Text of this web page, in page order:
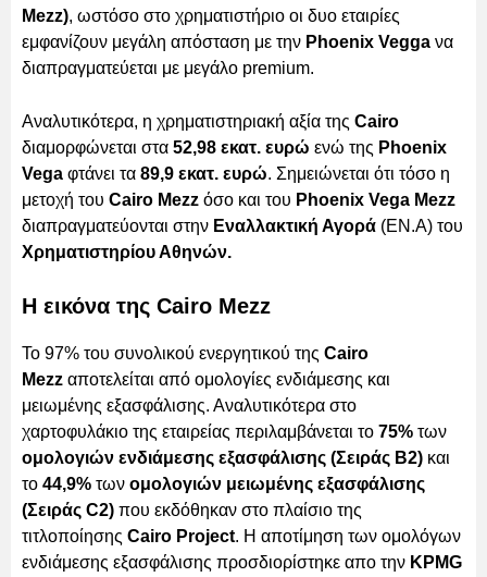
Mezz), ωστόσο στο χρηματιστήριο οι δυο εταιρίες
εμφανίζουν μεγάλη απόσταση με την Phoenix Vegga να
διαπραγματεύεται με μεγάλο premium.
Αναλυτικότερα, η χρηματιστηριακή αξία της Cairo
διαμορφώνεται στα 52,98 εκατ. ευρώ ενώ της Phoenix
Vega φτάνει τα 89,9 εκατ. ευρώ. Σημειώνεται ότι τόσο η
μετοχή του Cairo Mezz όσο και του Phoenix Vega Mezz
διαπραγματεύονται στην Εναλλακτική Αγορά (ΕΝ.Α) του
Χρηματιστηρίου Αθηνών.
Η εικόνα της Cairo Mezz
Το 97% του συνολικού ενεργητικού της Cairo
Mezz αποτελείται από ομολογίες ενδιάμεσης και
μειωμένης εξασφάλισης. Αναλυτικότερα στο
χαρτοφυλάκιο της εταιρείας περιλαμβάνεται το 75% των
ομολογιών ενδιάμεσης εξασφάλισης (Σειράς Β2) και
το 44,9% των ομολογιών μειωμένης εξασφάλισης
(Σειράς C2) που εκδόθηκαν στο πλαίσιο της
τιτλοποίησης Cairo Project. Η αποτίμηση των ομολόγων
ενδιάμεσης εξασφάλισης προσδιορίστηκε απο την KPMG